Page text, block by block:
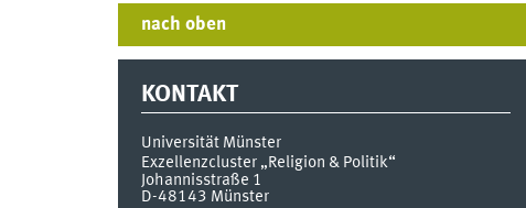
nach oben
KONTAKT
Universität Münster
Exzellenzcluster „Religion & Politik“
Johannisstraße 1
D-48143 Münster